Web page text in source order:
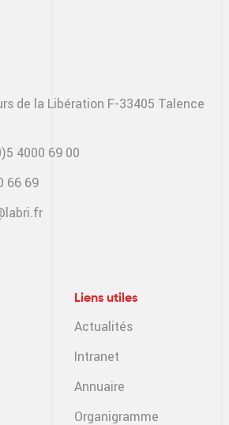
de la Libération F-33405 Talence
4000 69 00
66 69
Liens utiles
Actualités
Intranet
Annuaire
Organigramme